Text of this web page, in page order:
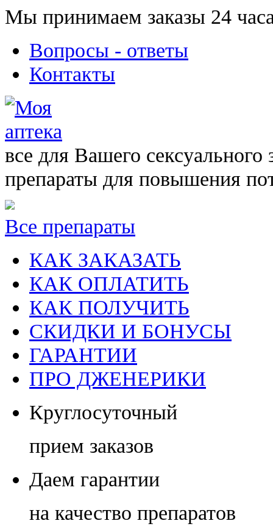
Мы принимаем заказы 24
Вопросы - ответы
Контакты
все для Вашего сексуального
препараты для повышения
Все препараты
КАК ЗАКАЗАТЬ
КАК ОПЛАТИТЬ
КАК ПОЛУЧИТЬ
СКИДКИ И БОНУСЫ
ГАРАНТИИ
ПРО ДЖЕНЕРИКИ
Круглосуточный
прием заказов
Даем гарантии
на качество препаратов